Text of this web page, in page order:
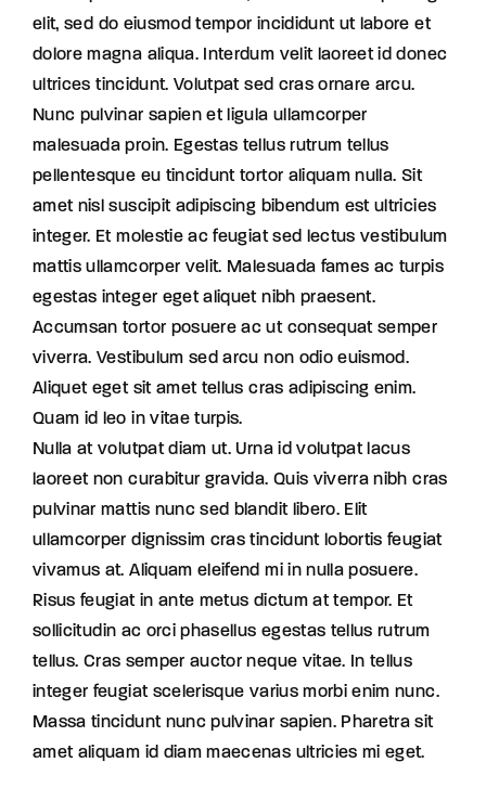
elit, sed do eiusmod tempor incididunt ut labore et
dolore magna aliqua. Interdum velit laoreet id donec
ultrices tincidunt. Volutpat sed cras ornare arcu.
Nunc pulvinar sapien et ligula ullamcorper
malesuada proin. Egestas tellus rutrum tellus
pellentesque eu tincidunt tortor aliquam nulla. Sit
amet nisl suscipit adipiscing bibendum est ultricies
integer. Et molestie ac feugiat sed lectus vestibulum
mattis ullamcorper velit. Malesuada fames ac turpis
egestas integer eget aliquet nibh praesent.
Accumsan tortor posuere ac ut consequat semper
viverra. Vestibulum sed arcu non odio euismod.
Aliquet eget sit amet tellus cras adipiscing enim.
Quam id leo in vitae turpis.
Nulla at volutpat diam ut. Urna id volutpat lacus
laoreet non curabitur gravida. Quis viverra nibh cras
pulvinar mattis nunc sed blandit libero. Elit
ullamcorper dignissim cras tincidunt lobortis feugiat
vivamus at. Aliquam eleifend mi in nulla posuere.
Risus feugiat in ante metus dictum at tempor. Et
sollicitudin ac orci phasellus egestas tellus rutrum
tellus. Cras semper auctor neque vitae. In tellus
integer feugiat scelerisque varius morbi enim nunc.
Massa tincidunt nunc pulvinar sapien. Pharetra sit
amet aliquam id diam maecenas ultricies mi eget.